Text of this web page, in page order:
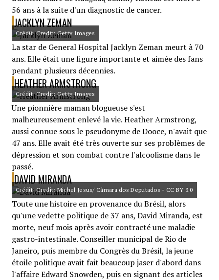
56 ans à la suite d'un diagnostic de cancer.
JACKLYN ZEMAN
Crédit: Credit: Getty Images
La star de General Hospital Jacklyn Zeman meurt à 70
ans. Elle était une figure importante et aimée des fans
pendant plusieurs décennies.
HEATHER ARMSTRONG
Crédit: Credit: Getty Images
Une pionnière maman blogueuse s'est
malheureusement enlevé la vie. Heather Armstrong,
aussi connue sous le pseudonyme de Dooce, n'avait que
47 ans. Elle avait été très ouverte sur ses problèmes de
dépression et son combat contre l'alcoolisme dans le
passé.
DAVID MIRANDA
Crédit: Credit: Michel Jesus/ Câmara dos Deputados - CC BY 3.0
Toute une histoire en provenance du Brésil, alors
qu'une vedette politique de 37 ans, David Miranda, est
morte, neuf mois après avoir contracté une maladie
gastro-intestinale. Conseiller municipal de Rio de
Janeiro, puis membre du Congrès du Brésil, la jeune
étoile politique avait fait beaucoup jaser d'abord dans
l'affaire Edward Snowden, puis en signant des articles